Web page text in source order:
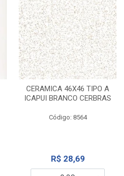
CERAMICA 46X46 TIPO A
ICAPUI BRANCO CERBRAS
Código: 8564
R$ 28,69